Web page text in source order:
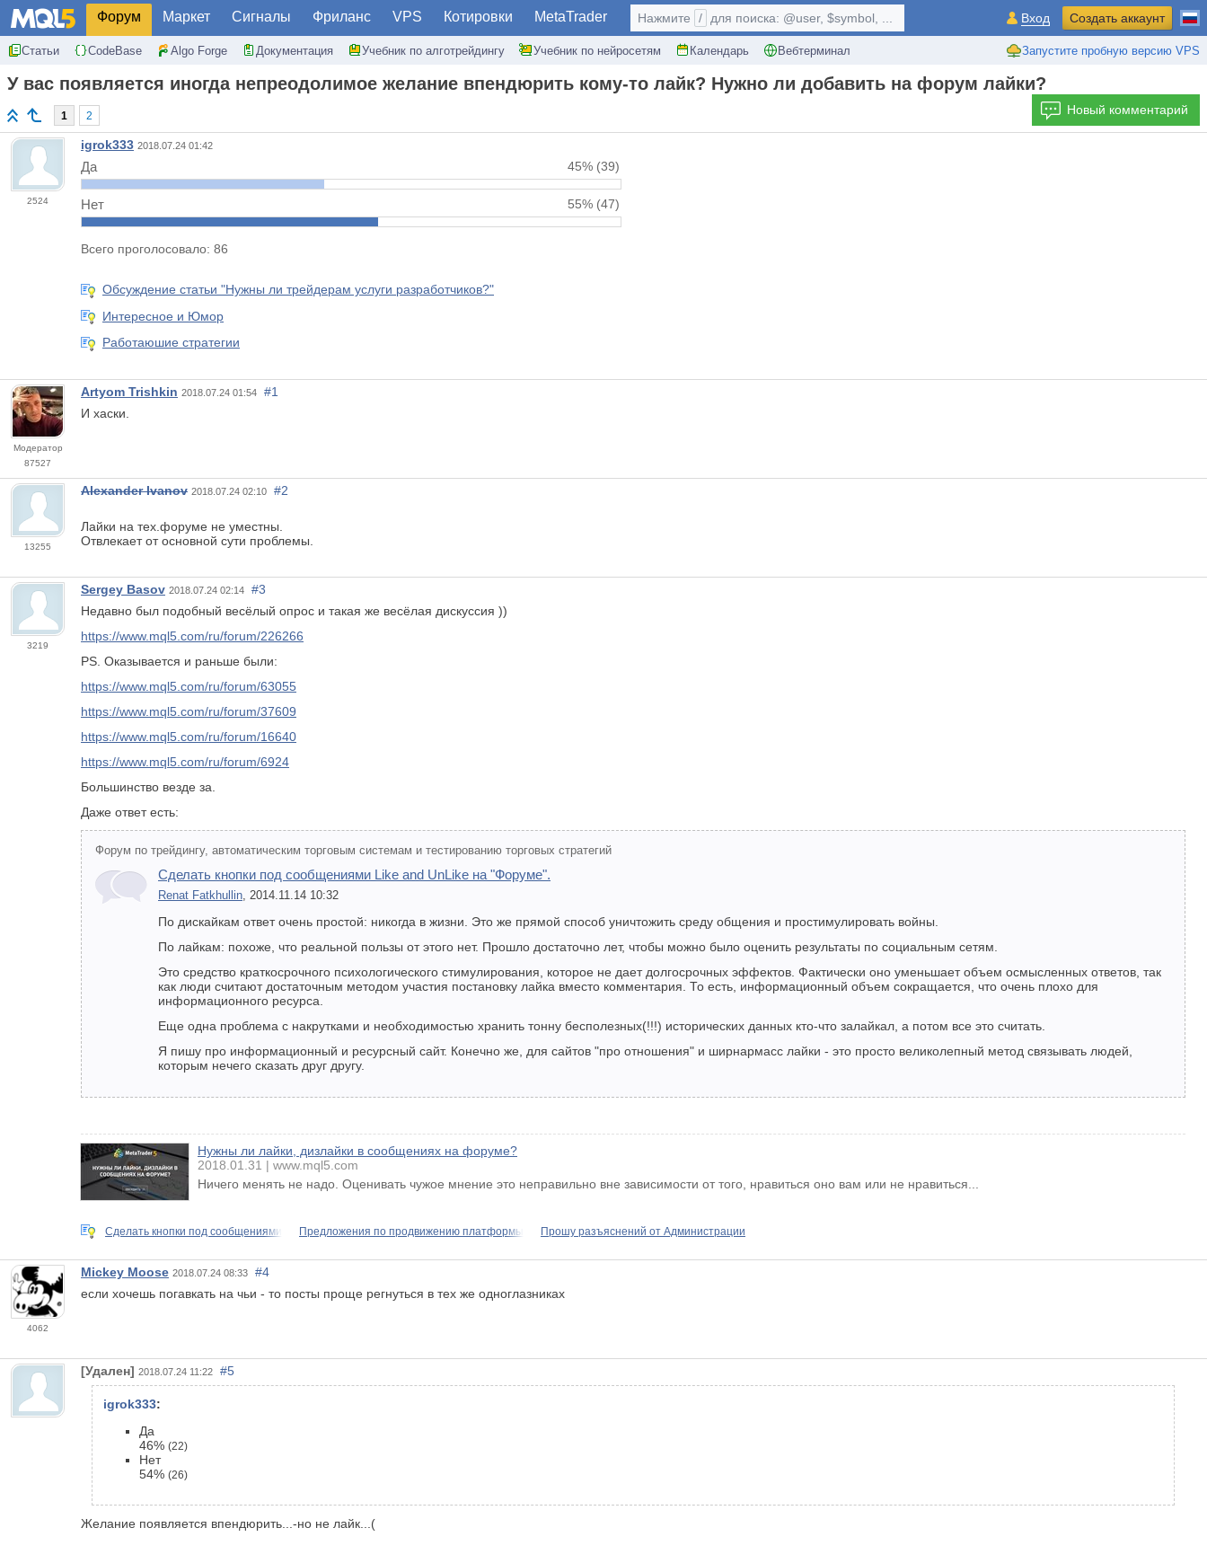
Форум Маркет Сигналы Фриланс VPS Котировки MetaTrader
Статьи CodeBase Algo Forge Документация Учебник по алготрейдингу Учебник по нейросетям Календарь Вебтерминал Запустите пробную версию VPS
Нажмите / для поиска: @user, $symbol, ... Вход Создать аккаунт
У вас появляется иногда непреодолимое желание впендюрить кому-то лайк? Нужно ли добавить на форум лайки?
1 2 Новый комментарий
2524
igrok333 2018.07.24 01:42
Да 45% (39)
Нет 55% (47)
Всего проголосовало: 86
Обсуждение статьи "Нужны ли трейдерам услуги разработчиков?"
Интересное и Юмор
Работаюшие стратегии
Модератор
87527
Artyom Trishkin 2018.07.24 01:54
#1
И хаски.
13255
Alexander Ivanov 2018.07.24 02:10 #2
Лайки на тех.форуме не уместны.
Отвлекает от основной сути проблемы.
3219
Sergey Basov 2018.07.24 02:14
#3
Недавно был подобный весёлый опрос и такая же весёлая дискуссия ))
https://www.mql5.com/ru/forum/226266
PS. Оказывается и раньше были:
https://www.mql5.com/ru/forum/63055
https://www.mql5.com/ru/forum/37609
https://www.mql5.com/ru/forum/16640
https://www.mql5.com/ru/forum/6924
Большинство везде за.
Даже ответ есть:
Форум по трейдингу, автоматическим торговым системам и тестированию торговых стратегий
Сделать кнопки под сообщениями Like and UnLike на "Форуме".
Renat Fatkhullin, 2014.11.14 10:32
По дискайкам ответ очень простой: никогда в жизни. Это же прямой способ уничтожить среду общения и простимулировать войны.
По лайкам: похоже, что реальной пользы от этого нет. Прошло достаточно лет, чтобы можно было оценить результаты по социальным сетям.
Это средство краткосрочного психологического стимулирования, которое не дает долгосрочных эффектов. Фактически оно уменьшает объем осмысленных ответов, так
как люди считают достаточным методом участия постановку лайка вместо комментария. То есть, информационный объем сокращается, что очень плохо для
информационного ресурса.
Еще одна проблема с накрутками и необходимостью хранить тонну бесполезных(!!!) исторических данных кто-что залайкал, а потом все это считать.
Я пишу про информационный и ресурсный сайт. Конечно же, для сайтов "про отношения" и ширнармасс лайки - это просто великолепный метод связывать людей,
которым нечего сказать друг другу.
Нужны ли лайки, дизлайки в сообщениях на форуме?
2018.01.31
www.mql5.com
Ничего менять не надо. Оценивать чужое мнение это неправильно вне зависимости от того, нравиться оно вам или не нравиться...
Сделать кнопки под сообщениями Предложения по продвижению платформы Прошу разъяснений от Администрации
4062
Mickey Moose 2018.07.24 08:33
#4
если хочешь погавкать на чьи - то посты проще регнуться в тех же одноглазниках
[Удален] 2018.07.24 11:22 #5
igrok333:
Да
46% (22)
Нет
54% (26)
Желание появляется впендюрить...-но не лайк...(